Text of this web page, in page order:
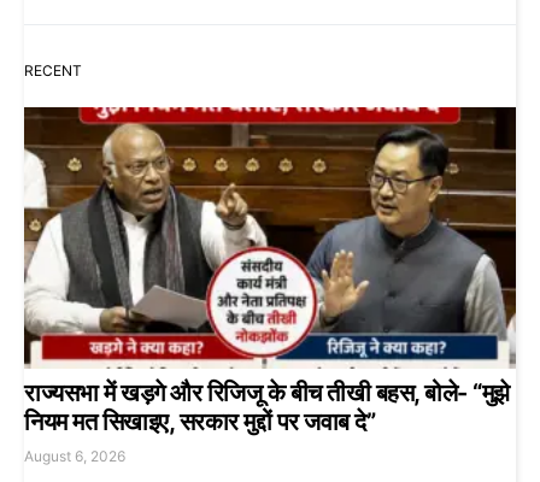
RECENT
राज्यसभा में खड़गे और रिजिजू के बीच तीखी बहस, बोले- “मुझे
नियम मत सिखाइए, सरकार मुद्दों पर जवाब दे”
August 6, 2026